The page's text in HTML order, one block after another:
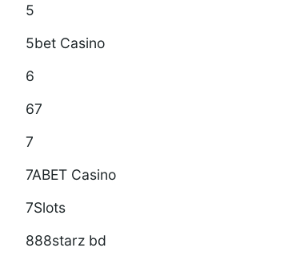
5
5bet Casino
6
67
7
7ABET Casino
7Slots
888starz bd